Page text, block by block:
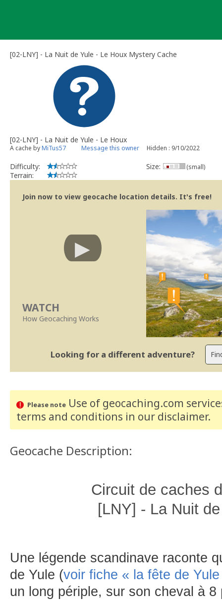
[02-LNY] - La Nuit de Yule - Le Houx Mystery Cache
[02-LNY] - La Nuit de Yule - Le Houx
A cache byMiTus57 Message this owner Hidden : 9/10/2022
Difficulty:
Terrain:
Size: (small)
Join now to view geocache location details. It's free!
WATCH
How Geocaching Works
Looking for a different adventure?
Please noteUse of geocaching.com
terms and conditions in our disclaimer.
Geocache Description:
Circuit de caches
[LNY] - La Nuit
Une légende scandinave raconte
de Yule (voir fiche « la fête de
un long périple, sur son cheval à 8